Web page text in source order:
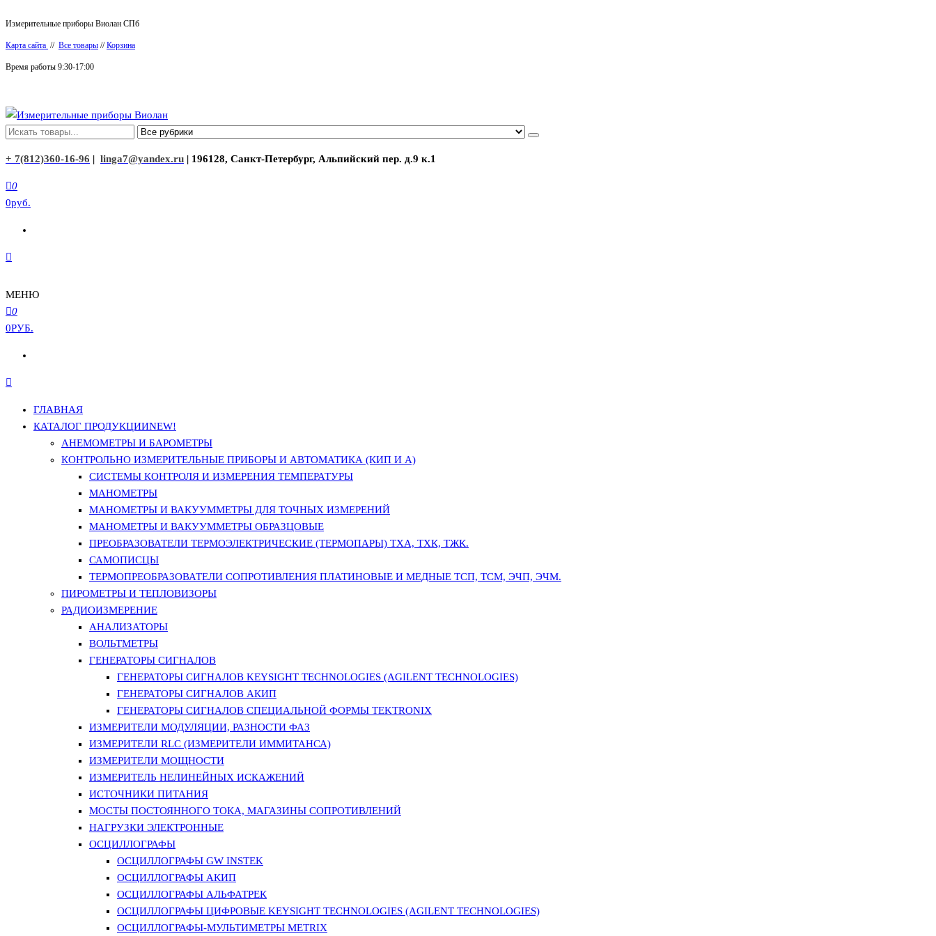
к
содержимому
Измерительные приборы Виолан СПб
Карта сайта // Все товары //Корзина
Время работы 9:30-17:00
Измерительные приборы Виолан
+ 7(812)360-16-96 | linga7@yandex.ru | 196128, Санкт-Петербург, Альпийский пер. д.9 к.1
0
0руб.
МЕНЮ
0
0РУБ.
ГЛАВНАЯ
КАТАЛОГ ПРОДУКЦИИNEW!
АНЕМОМЕТРЫ И БАРОМЕТРЫ
КОНТРОЛЬНО ИЗМЕРИТЕЛЬНЫЕ ПРИБОРЫ И АВТОМАТИКА (КИП И А)
СИСТЕМЫ КОНТРОЛЯ И ИЗМЕРЕНИЯ ТЕМПЕРАТУРЫ
МАНОМЕТРЫ
МАНОМЕТРЫ И ВАКУУММЕТРЫ ДЛЯ ТОЧНЫХ ИЗМЕРЕНИЙ
МАНОМЕТРЫ И ВАКУУММЕТРЫ ОБРАЗЦОВЫЕ
ПРЕОБРАЗОВАТЕЛИ ТЕРМОЭЛЕКТРИЧЕСКИЕ (ТЕРМОПАРЫ) ТХА, ТХК, ТЖК.
САМОПИСЦЫ
ТЕРМОПРЕОБРАЗОВАТЕЛИ СОПРОТИВЛЕНИЯ ПЛАТИНОВЫЕ И МЕДНЫЕ ТСП, ТСМ, ЭЧП, ЭЧМ.
ПИРОМЕТРЫ И ТЕПЛОВИЗОРЫ
РАДИОИЗМЕРЕНИЕ
АНАЛИЗАТОРЫ
ВОЛЬТМЕТРЫ
ГЕНЕРАТОРЫ СИГНАЛОВ
ГЕНЕРАТОРЫ СИГНАЛОВ KEYSIGHT TECHNOLOGIES (AGILENT TECHNOLOGIES)
ГЕНЕРАТОРЫ СИГНАЛОВ АКИП
ГЕНЕРАТОРЫ СИГНАЛОВ СПЕЦИАЛЬНОЙ ФОРМЫ TEKTRONIX
ИЗМЕРИТЕЛИ МОДУЛЯЦИИ, РАЗНОСТИ ФАЗ
ИЗМЕРИТЕЛИ RLC (ИЗМЕРИТЕЛИ ИММИТАНСА)
ИЗМЕРИТЕЛИ МОЩНОСТИ
ИЗМЕРИТЕЛЬ НЕЛИНЕЙНЫХ ИСКАЖЕНИЙ
ИСТОЧНИКИ ПИТАНИЯ
МОСТЫ ПОСТОЯННОГО ТОКА, МАГАЗИНЫ СОПРОТИВЛЕНИЙ
НАГРУЗКИ ЭЛЕКТРОННЫЕ
ОСЦИЛЛОГРАФЫ
ОСЦИЛЛОГРАФЫ GW INSTEK
ОСЦИЛЛОГРАФЫ АКИП
ОСЦИЛЛОГРАФЫ АЛЬФАТРЕК
ОСЦИЛЛОГРАФЫ ЦИФРОВЫЕ KEYSIGHT TECHNOLOGIES (AGILENT TECHNOLOGIES)
ОСЦИЛЛОГРАФЫ-МУЛЬТИМЕТРЫ METRIX